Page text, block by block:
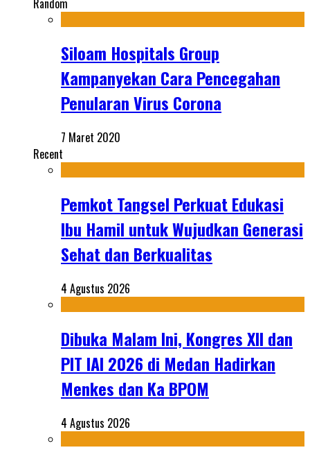
Siloam Hospitals Group
Kampanyekan Cara Pencegahan
Penularan Virus Corona
7 Maret 2020
Recent
Pemkot Tangsel Perkuat Edukasi
Ibu Hamil untuk Wujudkan Generasi
Sehat dan Berkualitas
4 Agustus 2026
Dibuka Malam Ini, Kongres XII dan
PIT IAI 2026 di Medan Hadirkan
Menkes dan Ka BPOM
4 Agustus 2026